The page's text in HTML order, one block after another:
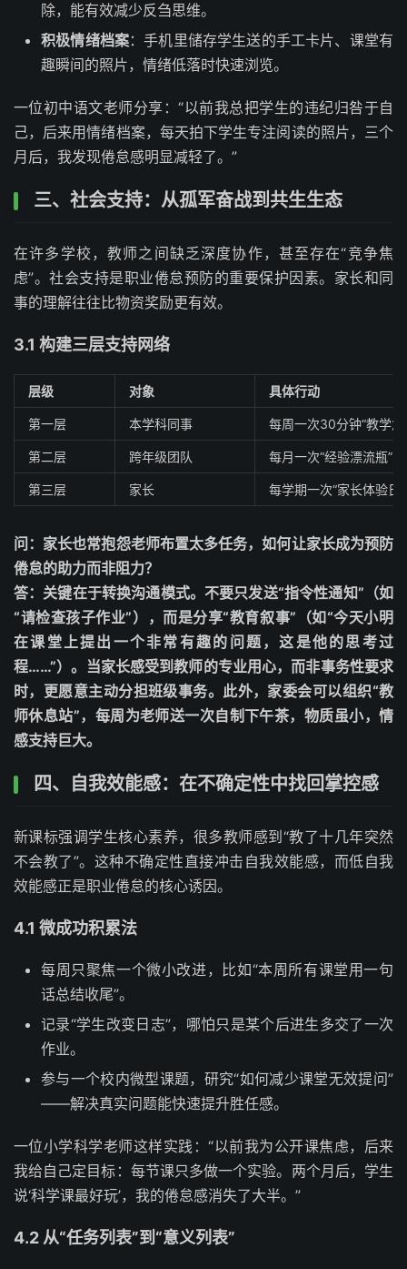
除，能有效减少反刍思维。
积极情绪档案：手机里储存学生送的手工卡片、课堂有
趣瞬间的照片，情绪低落时快速浏览。
一位初中语文老师分享：“以前我总把学生的违纪归咎于自
己，后来用情绪档案，每天拍下学生专注阅读的照片，三个
月后，我发现倦怠感明显减轻了。”
三、社会支持：从孤军奋战到共生生态
在许多学校，教师之间缺乏深度协作，甚至存在“竞争焦
虑”。社会支持是职业倦怠预防的重要保护因素。家长和同
事的理解往往比物资奖励更有效。
3.1 构建三层支持网络
层级 对象 具体行动
第一层 本学科同事 每周一次30分钟“教学
第二层 跨年级团队 每月一次“经验漂流瓶”
第三层 家长 每学期一次“家长体验日
问：家长也常抱怨老师布置太多任务，如何让家长成为预防
倦怠的助力而非阻力？
答：关键在于转换沟通模式。不要只发送“指令性通知”（如
“请检查孩子作业”），而是分享“教育叙事”（如“今天小明
在课堂上提出一个非常有趣的问题，这是他的思考过
程……”）。当家长感受到教师的专业用心，而非事务性要求
时，更愿意主动分担班级事务。此外，家委会可以组织“教
师休息站”，每周为老师送一次自制下午茶，物质虽小，情
感支持巨大。
四、自我效能感：在不确定性中找回掌控感
新课标强调学生核心素养，很多教师感到“教了十几年突然
不会教了”。这种不确定性直接冲击自我效能感，而低自我
效能感正是职业倦怠的核心诱因。
4.1 微成功积累法
每周只聚焦一个微小改进，比如“本周所有课堂用一句
话总结收尾”。
记录“学生改变日志”，哪怕只是某个后进生多交了一次
作业。
参与一个校内微型课题，研究“如何减少课堂无效提问”
——解决真实问题能快速提升胜任感。
一位小学科学老师这样实践：“以前我为公开课焦虑，后来
我给自己定目标：每节课只多做一个实验。两个月后，学生
说‘科学课最好玩’，我的倦怠感消失了大半。”
4.2 从“任务列表”到“意义列表”